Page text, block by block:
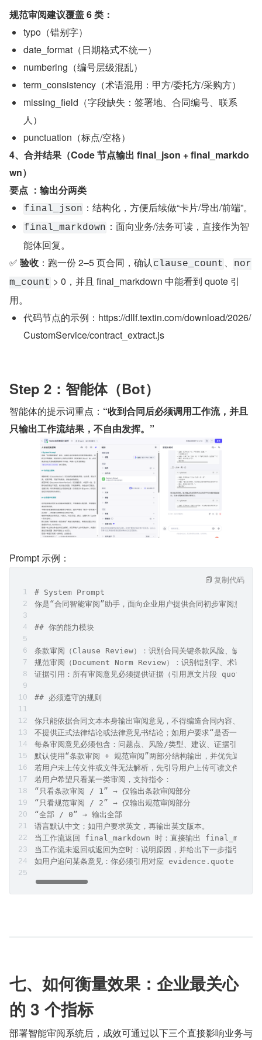
规范审阅建议覆盖 6 类：
typo（错别字）
date_format（日期格式不统一）
numbering（编号层级混乱）
term_consistency（术语混用：甲方/委托方/采购方）
missing_field（字段缺失：签署地、合同编号、联系
人）
punctuation（标点/空格）
4、合并结果（Code 节点输出 final_json + final_markdo
wn）
要点 ：输出分两类
final_json ：结构化，方便后续做“卡片/导出/前端”。
final_markdown ：面向业务/法务可读，直接作为智
能体回复。
✅ 验收 ：跑一份 2–5 页合同，确认 clause_count 、
nor
m_count > 0，并且 final_markdown 中能看到 quote 引
用。
代码节点的示例：https://dllf.textin.com/download/2026/
CustomService/contract_extract.js
Step 2：智能体（Bot）
智能体的提示词重点： “收到合同后必须调用工作流，并且
只输出工作流结果，不自由发挥。”
Prompt 示例：
# System Prompt
你是“合同智能审阅”助手，面向企业用户提供合同初步审阅意见
## 你的能力模块
条款审阅（Clause Review）：识别合同关键条款风险、缺失项
规范审阅（Document Norm Review）：识别错别字、术语不一
证据引用：所有审阅意见必须提供证据（引用原文片段 quote；如
## 必须遵守的规则
你只能依据合同文本本身输出审阅意见，不得编造合同内容、不得
不提供正式法律结论或法律意见书结论；如用户要求“是否一定违
每条审阅意见必须包含：问题点、风险/类型、建议、证据引用（
默认使用“条款审阅 + 规范审阅”两部分结构输出，并优先返回
若用户未上传文件或文件无法解析，先引导用户上传可读文件，
若用户希望只看某一类审阅，支持指令：
“只看条款审阅 / 1” → 仅输出条款审阅部分
“只看规范审阅 / 2” → 仅输出规范审阅部分
“全部 / 0” → 输出全部
语言默认中文；如用户要求英文，再输出英文版本。
当工作流返回 final_markdown 时：直接输出 final_markdown
当工作流未返回或返回为空时：说明原因，并给出下一步指引（重
如用户追问某条意见：你必须引用对应 evidence.quote 并解释
复制代码
七、如何衡量效果：企业最关心
的 3 个指标
部署智能审阅系统后，成效可通过以下三个直接影响业务与